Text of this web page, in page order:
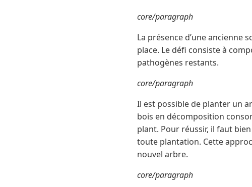
core/paragraph
La présence d’une ancienne
place. Le défi consiste à
pathogènes restants.
core/paragraph
Il est possible de planter un
bois en décomposition
plant. Pour réussir, il faut
toute plantation. Cette
nouvel arbre.
core/paragraph